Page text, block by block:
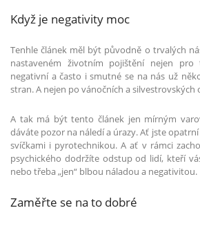
Když je negativity moc
Tenhle článek měl být původně o trvalých
nastaveném životním pojištění nejen
negativní a často i smutné se na nás už
stran. A nejen po vánočních a silvestrovských
A tak má být tento článek jen mírným
dáváte pozor na náledí a úrazy. Ať jste
svíčkami i pyrotechnikou. A ať v rámci
psychického dodržíte odstup od lidí, kteří
nebo třeba „jen“ blbou náladou a negativitou.
Zaměřte se na to dobré